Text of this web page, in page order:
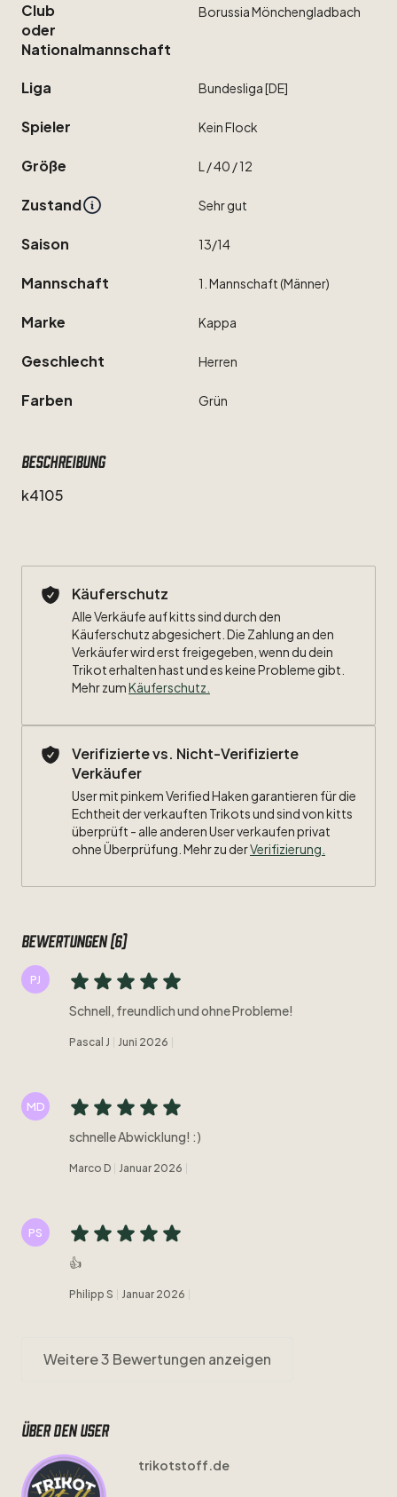
Club
oder
Nationalmannschaft
BorussiaMönchengladbach
Liga Bundesliga[DE]
Spieler KeinFlock
Größe L ​/​40 ​/​12
Zustand Sehrgut
Saison 13​/​14
Mannschaft 1. Mannschaft(Männer)
Marke Kappa
Geschlecht Herren
Farben Grün
Beschreibung
k4105
Käuferschutz
Alle Verkäufe auf kitts sind durch den
Käuferschutz abgesichert. Die Zahlung an den
Verkäufer wird erst freigegeben, wenn du dein
Trikot erhalten hast und es keine Probleme gibt.
Mehr zumKäuferschutz
Verifizierte vs. Nicht-Verifizierte
Verkäufer
User mit pinkem Verified Haken garantieren für die
Echtheit der verkauften Trikots und sind von kitts
überprüft - alle anderen User verkaufen privat
ohne Überprüfung. Mehr zu derVerifizierung.
Bewertungen (6)
PJ
Schnell, freundlich und ohne Probleme!
Pascal J Juni 2026
MD
schnelle Abwicklung! :)
Marco D Januar 2026
PS
👍
Philipp S Januar 2026
Weitere 3 Bewertungen anzeigen
Über den user
trikotstoff.de